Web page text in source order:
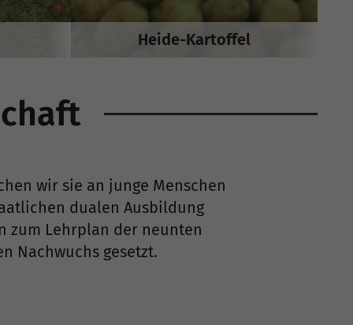
Heide-Kartoffel
wir sie an junge Menschen
dualen Ausbildung
zum Lehrplan der neunten
Nachwuchs gesetzt.